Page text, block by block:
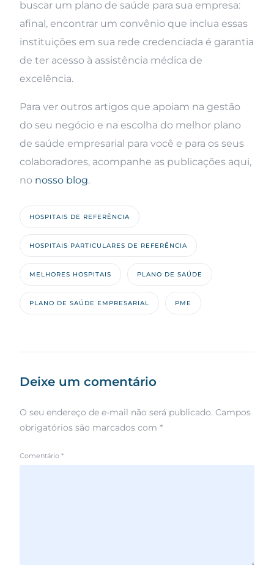
buscar um plano de saúde para sua empresa:
afinal, encontrar um convênio que inclua essas
instituições em sua rede credenciada é garantia
de ter acesso à assistência médica de
excelência.
Para ver outros artigos que apoiam na gestão
do seu negócio e na escolha do melhor plano
de saúde empresarial para você e para os seus
colaboradores, acompanhe as publicações aqui,
no nosso blog.
HOSPITAIS DE REFERÊNCIA
HOSPITAIS PARTICULARES DE REFERÊNCIA
MELHORES HOSPITAIS PLANO DE SAÚDE
PLANO DE SAÚDE EMPRESARIAL PME
Deixe um comentário
O seu endereço de e-mail não será publicado. Campos
obrigatórios são marcados com*
Comentário*